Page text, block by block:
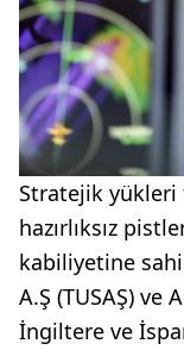
Stratejik yükleri
hazırlıksız
kabiliyetine
A.Ş (TUSAŞ) ve
İngiltere ve